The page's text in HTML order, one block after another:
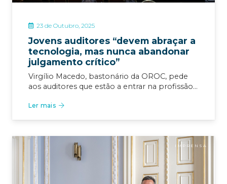
23 de Outubro, 2025
Jovens auditores “devem abraçar a
tecnologia, mas nunca abandonar
julgamento crítico”
Virgílio Macedo, bastonário da OROC, pede
aos auditores que estão a entrar na profissão…
Ler mais
IMPRENSA